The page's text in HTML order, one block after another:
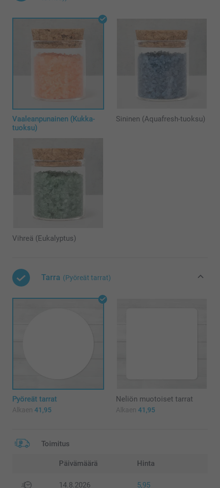
Vaaleanpunainen (Kukka-
tuoksu)
Sininen (Aquafresh-tuoksu)
Vihreä (Eukalyptus)
Tarra (Pyöreät tarrat)
Pyöreät tarrat
Alkaen 41,95
Neliön muotoiset tarrat
Alkaen 41,95
Toimitus
Päivämäärä Hinta
14.8.2026 5,95